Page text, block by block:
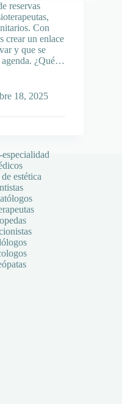
reservas
Con
crear un enlace
y que se
agenda. ¿Qué…
18, 2025
estética